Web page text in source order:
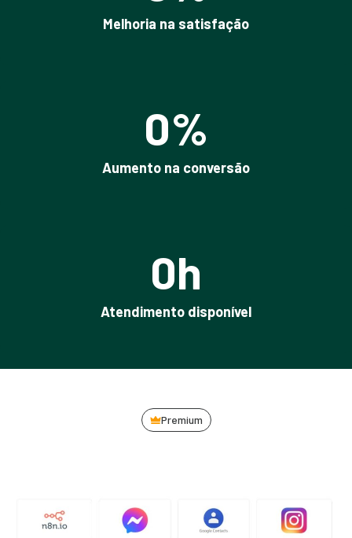
Melhoria na satisfação
Aumento na conversão
0%
Atendimento disponível
0h
Premium